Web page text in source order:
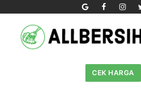
content
CEK HARGA